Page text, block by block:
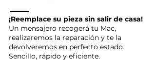
¡Reemplace su pieza sin salir de casa!
Un mensajero recogerá tu Mac,
realizaremos la reparación y te la
devolveremos en perfecto estado.
Sencillo, rápido y eficiente.